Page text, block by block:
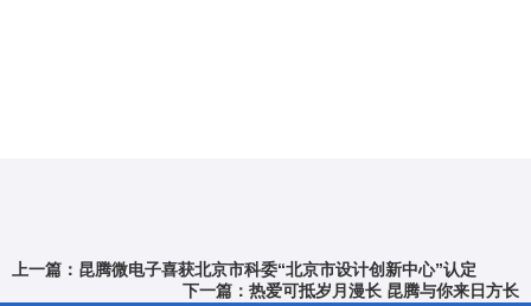
上一篇：昆腾微电子喜获北京市科委“北京市设计创新中心”认定
下一篇：热爱可抵岁月漫长 昆腾与你来日方长